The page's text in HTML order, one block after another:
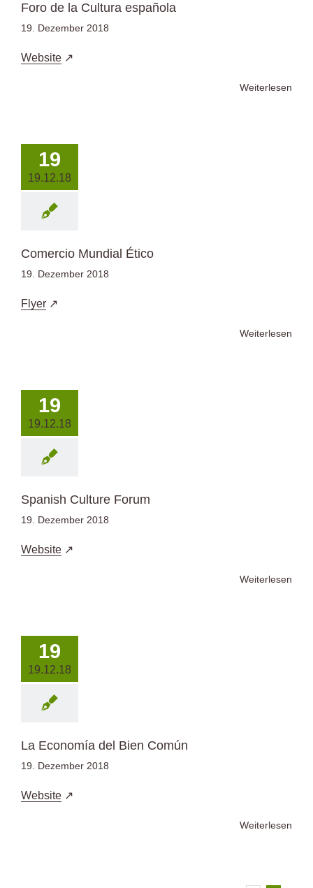
Foro de la Cultura española
19. Dezember 2018
Website
Weiterlesen
19
19.12.18
Comercio Mundial Ético
19. Dezember 2018
Flyer
Weiterlesen
19
19.12.18
Spanish Culture Forum
19. Dezember 2018
Website
Weiterlesen
19
19.12.18
La Economía del Bien Común
19. Dezember 2018
Website
Weiterlesen